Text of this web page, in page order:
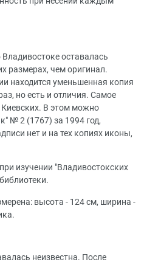
оставалась
размерах, чем оригинал.
находится уменьшенная копия
но есть и отличия. Самое
Киевских. В этом можно
№ 2 (1767) за 1994 год,
нет и на тех копиях иконы,
изучении "Владивостокских
высота - 124 см, ширина -
неизвестна. После